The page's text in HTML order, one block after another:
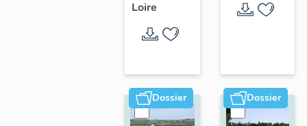
l'opération
Loire
Dossier Dossier